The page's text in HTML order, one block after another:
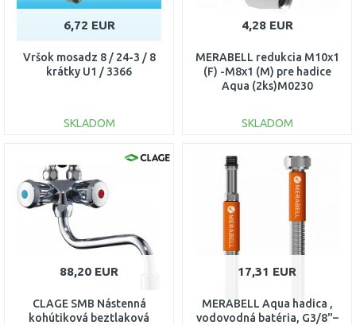
6,72 EUR
Vršok mosadz 8 / 24-3 / 8
krátky U1 / 3366
SKLADOM
DO KOŠÍKA
Porovnať
4,28 EUR
MERABELL redukcia M10x1
(F) -M8x1 (M) pre hadice
Aqua (2ks)M0230
SKLADOM
DO KOŠÍKA
88,20 EUR
CLAGE SMB Nástenná
kohútiková beztlaková
17,31 EUR
MERABELL Aqua hadica ,
vodovodná batéria, G3/8"–